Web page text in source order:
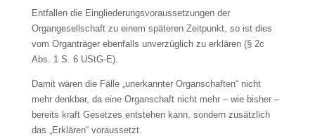
Entfallen die Eingliederungsvoraussetzungen der
Organgesellschaft zu einem späteren Zeitpunkt, so ist dies
vom Organträger ebenfalls unverzüglich zu erklären (§ 2c
Abs. 1 S. 6 UStG-E).
Damit wären die Fälle „unerkannter Organschaften“ nicht
mehr denkbar, da eine Organschaft nicht mehr – wie bisher –
bereits kraft Gesetzes entstehen kann, sondern zusätzlich
das „Erklären“ voraussetzt.